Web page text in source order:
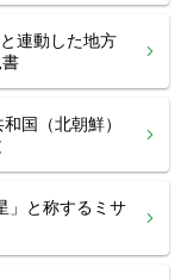
連動した地方
国（北朝鮮）
」と称するミサ